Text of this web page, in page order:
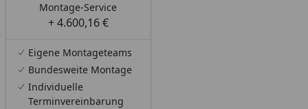
Montage-Service
+ 4.600,16 €
Eigene Montageteams
Bundesweite Montage
Individuelle
Terminvereinbarung